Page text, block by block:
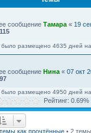
сообщение Тамара « 19
115
размещено 4635 дней
сообщение Нина « 07 окт
97
размещено 4950 дней
Рейтинг: 0.69%
как прочтённые• 2